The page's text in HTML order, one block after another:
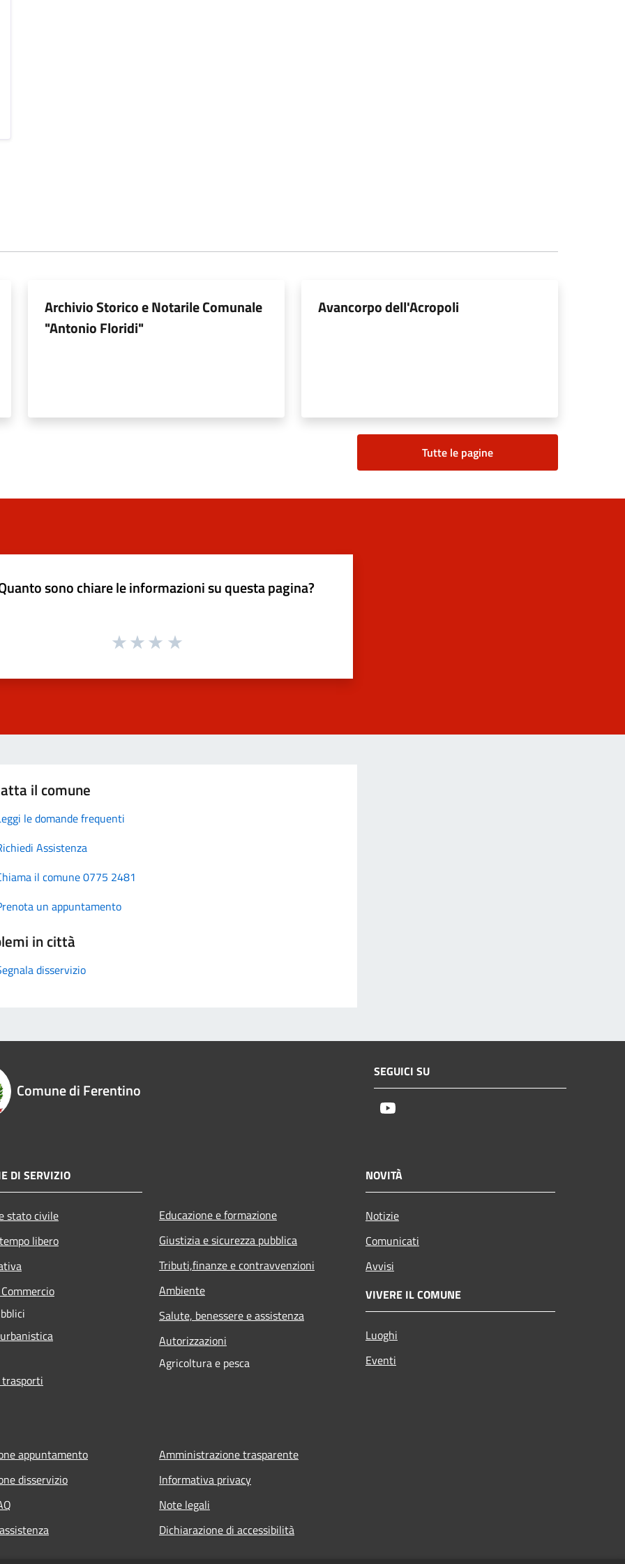
Archivio Storico e Notarile Comunale
"Antonio Floridi"
Avancorpo dell'Acropoli
Tutte le pagine
sono chiare le informazioni su questa pagina?
il comune
le domande frequenti
Assistenza
il comune 0775 2481
un appuntamento
in città
disservizio
Comune di Ferentino
SEGUICI SU
DI SERVIZIO
stato civile
libero
Educazione e formazione
Giustizia e sicurezza pubblica
Tributi,finanze e contravvenzioni
Ambiente
Salute, benessere e assistenza
Autorizzazioni
Agricoltura e pesca
NOVITÀ
Notizie
Comunicati
Avvisi
VIVERE IL COMUNE
Luoghi
Eventi
appuntamento
disservizio
Amministrazione trasparente
Informativa privacy
Note legali
Dichiarazione di accessibilità